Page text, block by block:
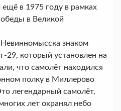
ещё в 1975 году в рамках
в Великой
знаком
29, который установлен на
что самолёт находился
полку в Миллерово
легендарный самолёт,
лет охранял небо